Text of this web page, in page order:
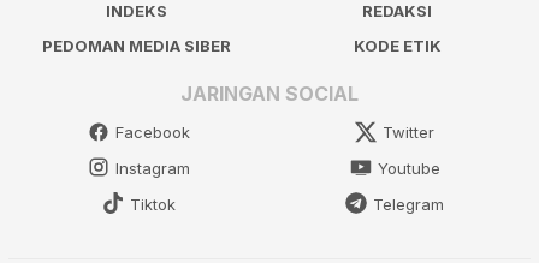
INDEKS
REDAKSI
PEDOMAN MEDIA SIBER
KODE ETIK
JARINGAN SOCIAL
Facebook
Twitter
Instagram
Youtube
Tiktok
Telegram